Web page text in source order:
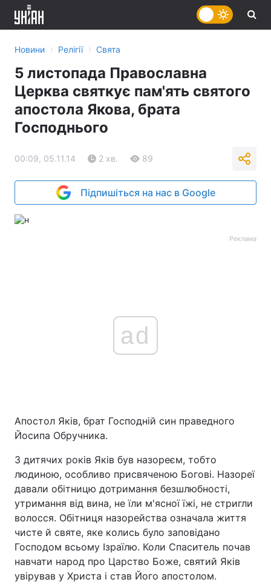
Новини › Релігії › Свята
5 листопада Православна
Церква святкує пам'ять святого
апостола Якова, брата
Господнього
00:09, 05.11.14 2 хв. 89
Підпишіться на нас в Google
Реклама
ad
Апостол Яків, брат Господній син праведного
Йосипа Обручника.
З дитячих років Яків був назореєм, тобто
людиною, особливо присвяченою Богові. Назореї
давали обітницю дотримання безшлюбності,
утримання від вина, не їли м'ясної їжі, не стригли
волосся. Обітниця назорейства означала життя
чисте й святе, яке колись було заповідано
Господом всьому Ізраїлю. Коли Спаситель почав
навчати народ про Царство Боже, святий Яків
увірував у Христа і став Його апостолом.